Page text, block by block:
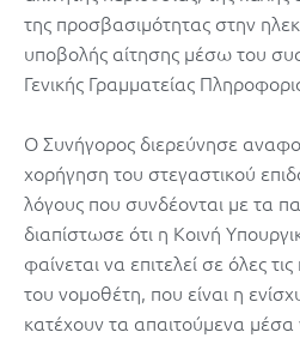
της προσβασιμότητας στην
υποβολής αίτησης μέσω του
Γενικής Γραμματείας
Ο Συνήγορος διερεύνησε
χορήγηση του στεγαστικού
λόγους που συνδέονται με τα
διαπίστωσε ότι η Κοινή
φαίνεται να επιτελεί σε όλες
του νομοθέτη, που είναι η
κατέχουν τα απαιτούμενα μέσα